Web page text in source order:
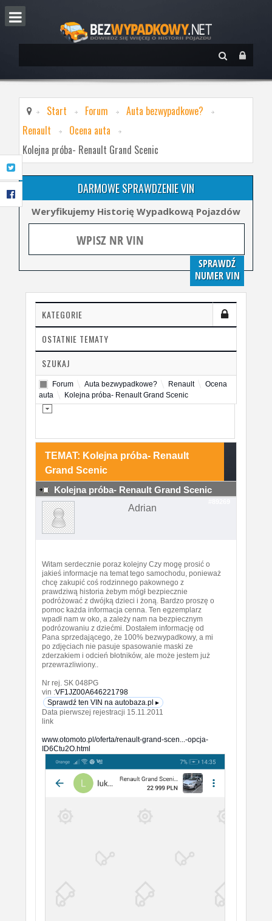
Start Forum
Auta bezwypadkowe?
Renault
Ocena auta
Kolejna próba- Renault Grand Scenic
DARMOWE SPRAWDZENIE VIN
Weryfikujemy Historię Wypadkową Pojazdów
SPRAWDŹ
NUMER VIN
KATEGORIE
OSTATNIE TEMATY
SZUKAJ
Forum Auta bezwypadkowe? Renault
Ocena
auta
Kolejna próba- Renault Grand Scenic
TEMAT: Kolejna próba- Renault
Grand Scenic
Kolejna próba- Renault Grand Scenic
Adrian
Witam serdecznie poraz kolejny Czy mogę prosić o
jakieś informacje na temat tego samochodu, ponieważ
chcę zakupić coś rodzinnego pakownego z
prawdziwą historia żebym mógł bezpiecznie
podróżować z dwójką dzieci i żoną. Bardzo proszę o
pomoc każda informacja cenna. Ten egzemplarz
wpadł nam w oko, a zależy nam na bezpiecznym
podrózowaniu z dziećmi. Dostałem informację od
Pana sprzedającego, że 100% bezwypadkowy, a mi
po zdjęciach nie pasuje spasowanie maski ze
zderzakiem i odcień błotników, ale może jestem już
przewrazliwiony..
Nr rej. SK 048PG
vin :VF1JZ00A646221798
Sprawdź ten VIN na autobaza.pl ▸
Data pierwszej rejestracji 15.11.2011
link
www.otomoto.pl/oferta/renault-grand-scen...-opcja-
ID6Ctu2O.html